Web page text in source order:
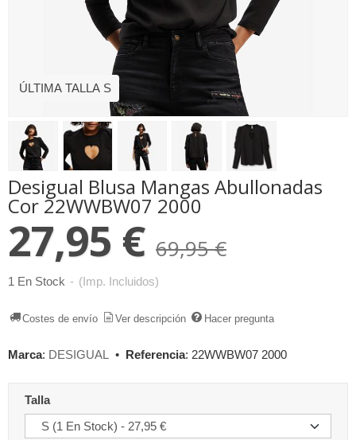
ÚLTIMA TALLA S
Desigual Blusa Mangas Abullonadas
Cor 22WWBW07 2000
27,95 € 69,95 €
1 En Stock - (Imp. Incluidos)
Costes de envío Ver descripción Hacer pregunta
Marca: DESIGUAL • Referencia: 22WWBW07 2000
Talla